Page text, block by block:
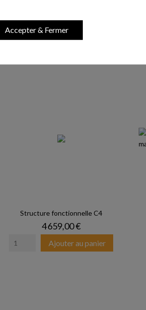
Accepter & Fermer
Structure fonctionnelle C4
Prix
4 659,00 €
Ajouter au panier